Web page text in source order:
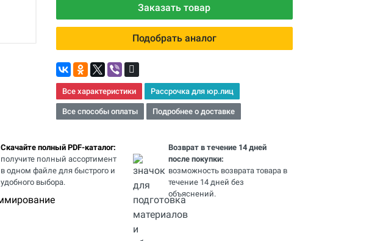
Заказать товар
Подобрать аналог
Все характеристики Рассрочка для юр.лиц
Все способы оплаты Подробнее о доставке
Скачайте полный PDF-каталог:
получите полный ассортимент
в одном файле для быстрого и
удобного выбора.
Возврат в течение 14 дней
после покупки:
возможность возврата товара в
течение 14 дней без
объяснений.